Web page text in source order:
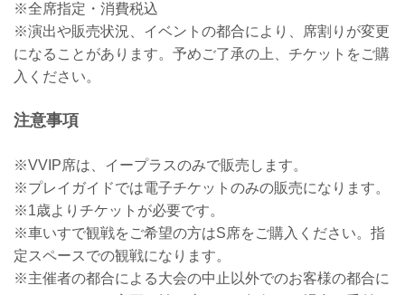
※全席指定・消費税込
※演出や販売状況、イベントの都合により、席割りが変更
になることがあります。予めご了承の上、チケットをご購
入ください。
注意事項
※VVIP席は、イープラスのみで販売します。
※プレイガイドでは電子チケットのみの販売になります。
※1歳よりチケットが必要です。
※車いすで観戦をご希望の方はS席をご購入ください。指
定スペースでの観戦になります。
※主催者の都合による大会の中止以外でのお客様の都合に